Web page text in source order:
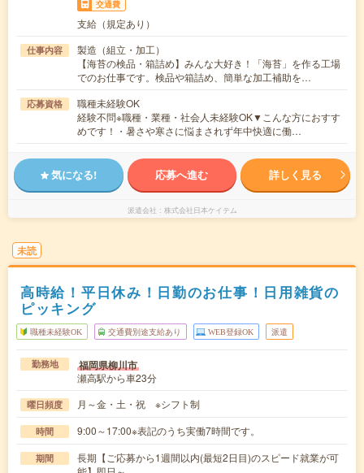
交通費
支給（規定あり）
仕事内容
製造（組立・加工）
【海苔の検品・箱詰め】みんな大好き！「海苔」を作る工場
でのお仕事です。検品や箱詰め、簡単な加工補助を…
応募資格
職種未経験OK
経験不問※職種・業種・社会人未経験OK▼こんな方におすす
めです！・暑さや寒さに悩まされず年中快適に働…
気になる! 応募へ進む 詳しく見る
派遣会社 株式会社日本ケイテム
未読
高時給！平日休み！日勤のお仕事！日用雑貨の
ピッキング
職種未経験OK 交通費別途支給あり WEB登録OK 派遣
勤務地 福岡県柳川市
瀬高駅から車23分
曜日頻度 月～金・土・祝 ※シフト制
時間 9:00～17:00※表記のうち実働7時間です。
期間
長期【ご応募から1週間以内(最短2日目)のスピード就業が可